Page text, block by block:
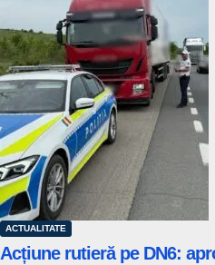
ACTUALITATE
Acțiune rutieră pe DN6: